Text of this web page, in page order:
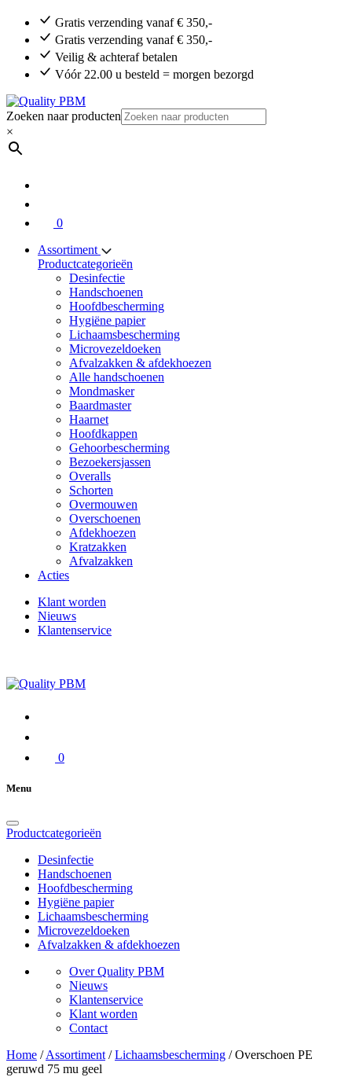
Gratis verzending vanaf € 350,-
Gratis verzending vanaf € 350,-
Veilig & achteraf betalen
Vóór 22.00 u besteld = morgen bezorgd
Zoeken naar producten
×
0
Assortiment
Productcategorieën
Desinfectie
Handschoenen
Hoofdbescherming
Hygiëne papier
Lichaamsbescherming
Microvezeldoeken
Afvalzakken & afdekhoezen
Alle handschoenen
Mondmasker
Baardmaster
Haarnet
Hoofdkappen
Gehoorbescherming
Bezoekersjassen
Overalls
Schorten
Overmouwen
Overschoenen
Afdekhoezen
Kratzakken
Afvalzakken
Acties
Klant worden
Nieuws
Klantenservice
0
Menu
Productcategorieën
Desinfectie
Handschoenen
Hoofdbescherming
Hygiëne papier
Lichaamsbescherming
Microvezeldoeken
Afvalzakken & afdekhoezen
Over Quality PBM
Nieuws
Klantenservice
Klant worden
Contact
Home / Assortiment / Lichaamsbescherming / Overschoen PE
geruwd 75 mu geel